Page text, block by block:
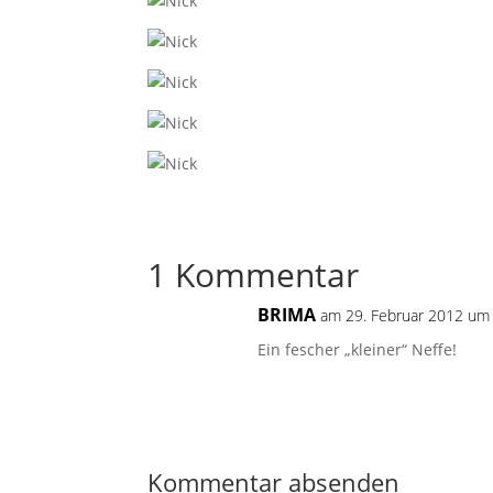
1 Kommentar
BRIMA am 29. Februar 2012
Ein fescher „kleiner“ Neffe!
Kommentar absenden